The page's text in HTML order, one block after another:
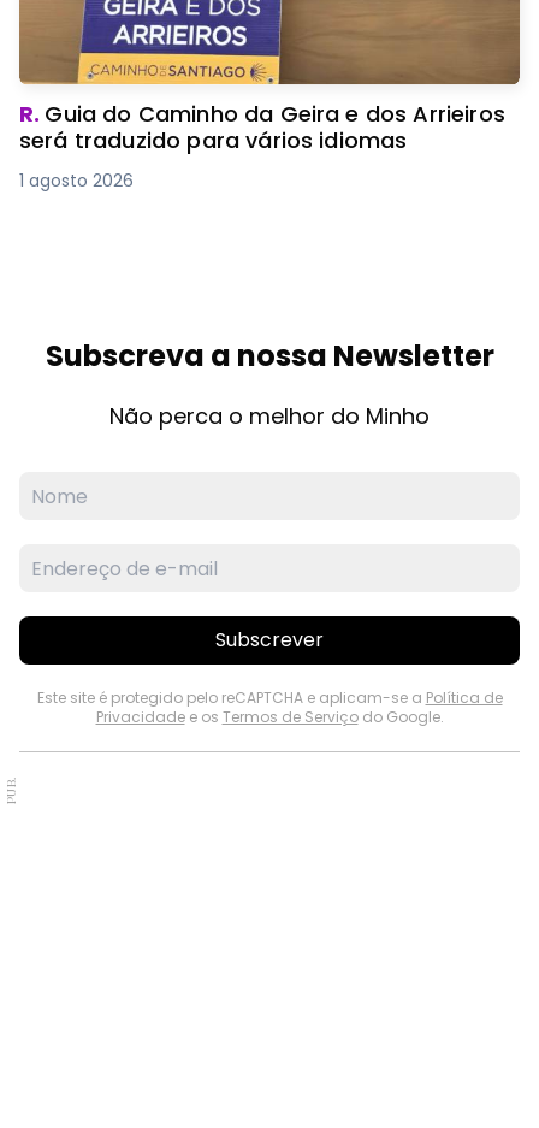
R. Guia do Caminho da Geira e dos Arrieiros
será traduzido para vários idiomas
1 agosto 2026
Subscreva a nossa Newsletter
Não perca o melhor do Minho
Subscrever
Este site é protegido pelo reCAPTCHA e aplicam-se a Política de
Privacidadee os Termos de Serviçodo Google.
PUB.